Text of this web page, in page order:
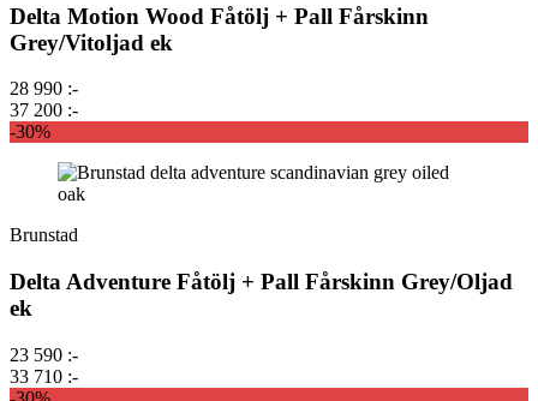
Delta Motion Wood Fåtölj + Pall Fårskinn
Grey/Vitoljad ek
28 990 :-
37 200 :-
-30%
Brunstad
Delta Adventure Fåtölj + Pall Fårskinn Grey/Oljad
ek
23 590 :-
33 710 :-